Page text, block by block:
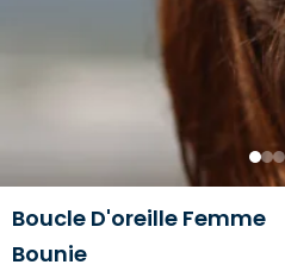
1 23
Boucle D'oreille Femme
Bounie